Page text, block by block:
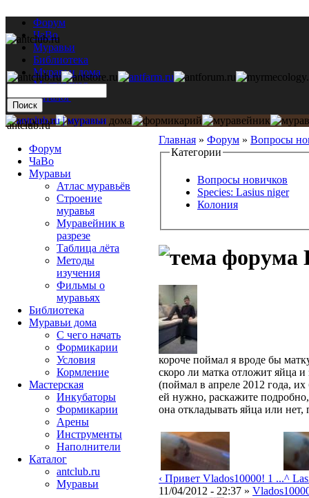
Форум
ЧаВо
Муравьи
Библиотека
Муравьи дома
Мастерская
Каталог
Главная » Форум » Вопросы
Категории
Вопросы новичков
Species: Lasius niger
Колония
короче поймал я вроде бы
скоро ли матка отложит яйца
(поймал в апреле 2012 года,
ей нужно, раскажите
она откладывать яйца или нет,
‹ Привет Vlados10000! 1 ...^
11/04/2012 - 22:37 »
antclub.ru
Форум
ЧаВо
Муравьи
Атлас муравьёв
Строение
муравья
Муравейник в
разрезе
Таблица лёта
Методы
изучения
Фильмы о
муравьях
Библиотека
Муравьи дома
С чего начать
Формикарии
Условия
Кормление
Мастерская
Инкубаторы
Формикарии
Арены
Инструменты
Наполнители
Каталог
antclub.ru
Муравьи